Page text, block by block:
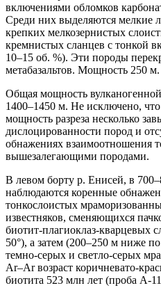
включениями обломков
Среди них выделяются мелкие
крепких мелкозернистых
кремнистых сланцев с тонкой
10–15 об. %). Эти породы
метабазальтов. Мощность 250 м.
Общая мощность
1400–1450 м. Не исключено,
мощность разреза несколько
дислоцированности пород и
обнажениях взаимоотношения
вышезалегающими породами.
В левом борту р. Енисей, в
наблюдаются коренные
тонкослоистых
известняков, сменяющихся
биотит-плагиоклаз-кварцевых
50°), а затем (200–250 м ниже
темно-серых и светло-серых
Ar–Ar возраст коричневато-
биотита 523 млн лет (проба А-